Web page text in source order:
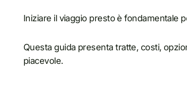
Iniziare il viaggio presto è fondamentale
Questa guida presenta tratte, costi,
piacevole.